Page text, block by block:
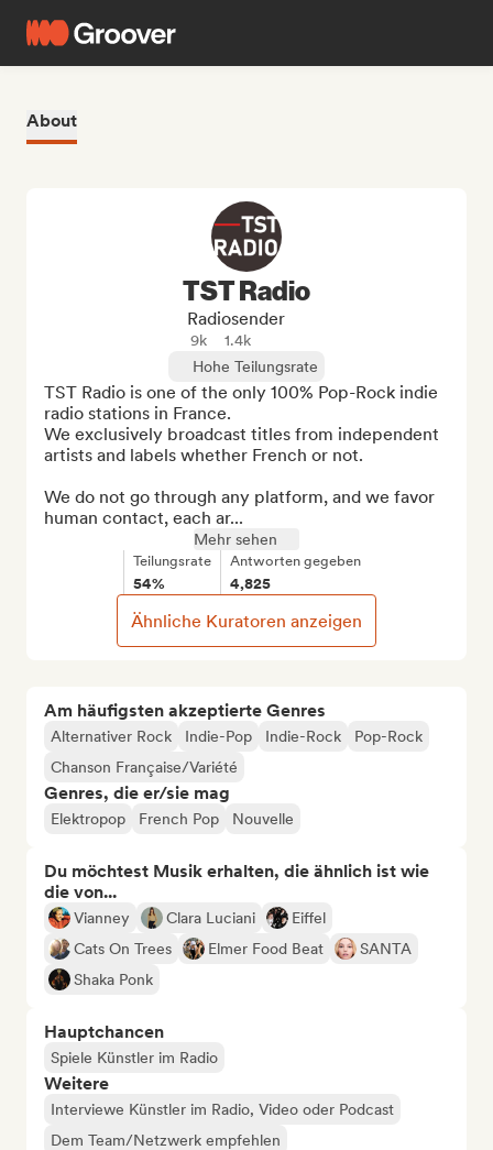
About
Am häufigsten akzeptierte Genres
Alternativer Rock Indie-Pop Indie-Rock
Pop-Rock
Chanson Française/Variété
Genres, die er/sie mag
Elektropop French Pop Nouvelle
Du möchtest Musik erhalten, die ähnlich ist wie
die von...
Vianney Clara Luciani
Eiffel
Cats On Trees
Elmer Food Beat
SANTA
Shaka Ponk
Hauptchancen
Spiele Künstler im Radio
Weitere
Interviewe Künstler im Radio, Video oder Podcast
Dem Team/Netzwerk empfehlen
TST Radio
Radiosender
9k
1.4k
Hohe Teilungsrate
TST Radio is one of the only 100% Pop-Rock indie
radio stations in France.
We exclusively broadcast titles from independent
artists and labels whether French or not.
We do not go through any platform, and we favor
human contact, each ar...
Mehr sehen
Teilungsrate
54%
Antworten gegeben
4,825
Ähnliche Kuratoren anzeigen